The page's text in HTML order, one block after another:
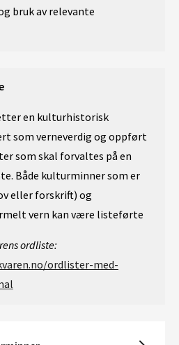
bruk av relevante
en kulturhistorisk
som verneverdig og oppført
som skal forvaltes på en
Både kulturminner som er
eller forskrift) og
vern kan være listeførte
ordliste:
ordlister-med-